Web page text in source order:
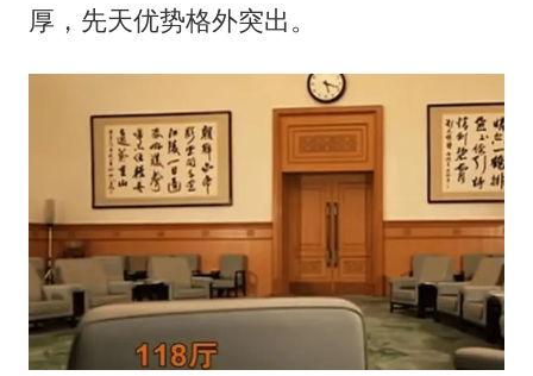
厚，先天优势格外突出。